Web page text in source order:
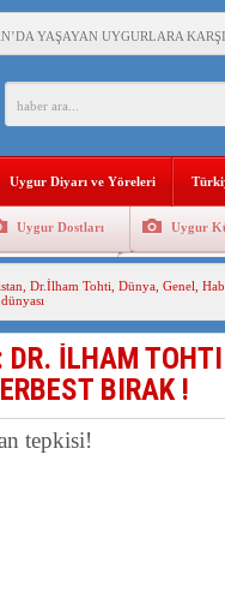
YAŞAYAN UYGURLARA
UYGULAMALARI
DOÇ.DR.KAAN : DOĞU
ÖVEN DİYANET
Uygur Diyarı ve Yöreleri
Uygur Dostları Uygur
Geleneksel Tip
Dr.İlham Tohti Dünya Genel
DR. İLHAM
BIRAK !